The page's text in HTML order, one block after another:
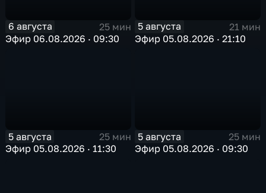
6 августа
25 мин
Эфир 06.08.2026 · 09:30
5 августа
21 мин
Эфир 05.08.2026 · 21:10
5 августа
25 мин
Эфир 05.08.2026 · 11:30
5 августа
25 мин
Эфир 05.08.2026 · 09:30